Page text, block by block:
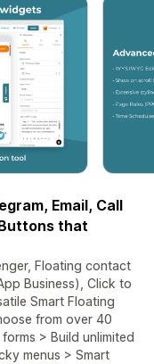
Email, Call
that
Floating contact
Business), Click to
Smart Floating
from over 40
> Build unlimited
menus > Smart